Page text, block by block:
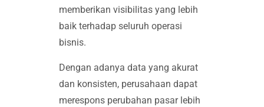
memberikan visibilitas yang lebih
baik terhadap seluruh operasi
bisnis.
Dengan adanya data yang akurat
dan konsisten, perusahaan dapat
merespons perubahan pasar lebih